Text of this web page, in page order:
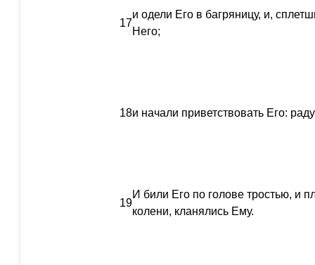
17
и одели Его в багряницу, и,
Него;
18и начали приветствовать Его:
19
И били Его по голове тростью, и
колени, кланялись Ему.